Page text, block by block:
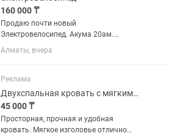
160 000 ₸
Продаю почти новый
Электровелосипед. Акума 20ам.
Зарядку держит на отлично.
Амортизатор под сидушкой в
Новые. Всë новое. Есть дополнительно
аккумулятор на 12...
Алматы, вчера
Реклама
Двухспальная кровать с мягким изголовьем (190200)
45 000 ₸
Просторная, прочная и удобная
кровать. Мягкое изголовье отлично